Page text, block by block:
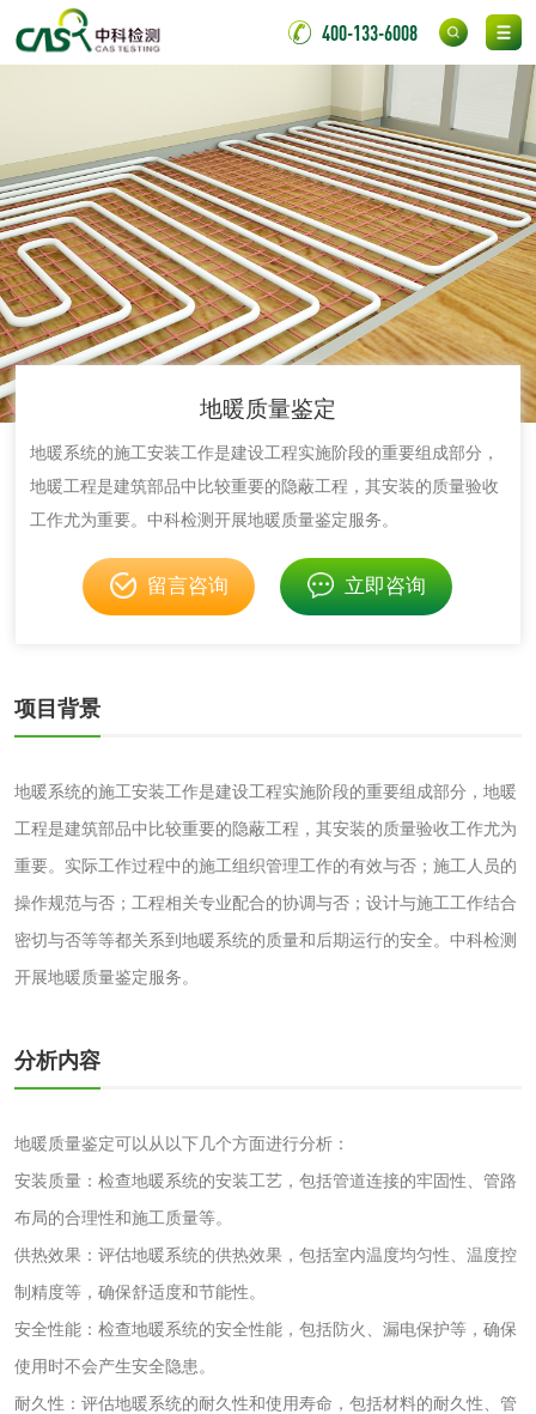
400-133-6008
地暖质量鉴定
地暖系统的施工安装工作是建设工程实施阶段的重要组成部分，
地暖工程是建筑部品中比较重要的隐蔽工程，其安装的质量验收
工作尤为重要。中科检测开展地暖质量鉴定服务。
留言咨询 立即咨询
项目背景
地暖系统的施工安装工作是建设工程实施阶段的重要组成部分，地暖
工程是建筑部品中比较重要的隐蔽工程，其安装的质量验收工作尤为
重要。实际工作过程中的施工组织管理工作的有效与否；施工人员的
操作规范与否；工程相关专业配合的协调与否；设计与施工工作结合
密切与否等等都关系到地暖系统的质量和后期运行的安全。中科检测
开展地暖质量鉴定服务。
分析内容
地暖质量鉴定可以从以下几个方面进行分析：
安装质量：检查地暖系统的安装工艺，包括管道连接的牢固性、管路
布局的合理性和施工质量等。
供热效果：评估地暖系统的供热效果，包括室内温度均匀性、温度控
制精度等，确保舒适度和节能性。
安全性能：检查地暖系统的安全性能，包括防火、漏电保护等，确保
使用时不会产生安全隐患。
耐久性：评估地暖系统的耐久性和使用寿命，包括材料的耐久性、管
喷嘴检测
保险柜检测 气弹簧检测
伸缩警棍检测
非金属材料
脱硫石膏检测 镀膜抗菌玻璃检测
消毒产品
成分分析配方研发 驱蚊检测
微生物检测
化妆品
化妆品毒理试验 化妆品毒理测试
验
日化产品
洗衣液检测 洗涤剂检测
花露水检测 蚊香液检测
清洗剂检测 日化产品毒理检测